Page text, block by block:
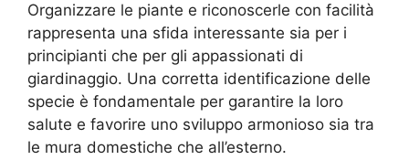
Organizzare le piante e riconoscerle con facilità
rappresenta una sfida interessante sia per i
principianti che per gli appassionati di
giardinaggio. Una corretta identificazione delle
specie è fondamentale per garantire la loro
salute e favorire uno sviluppo armonioso sia tra
le mura domestiche che all’esterno.